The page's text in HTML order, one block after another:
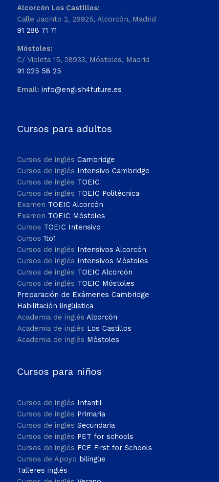
Alcorcón Los Castillos:
Calle Jacinto 2, 28925, Alcorcón, Madrid
91 288 71 71
Móstoles:
C/ Violeta 15, 28933, Móstoles, Madrid
91 025 58 25
Email: info@english4future.es
Cursos para adultos
Cursos de inglés Cambridge
Cursos de inglés Intensivo Cambridge
Cursos de inglés TOEIC
Cursos de inglés TOEIC Politécnica
Examen TOEIC Alcorcón
Examen TOEIC Móstoles
Cursos TOEIC Intensivo
Cursos 1to1
Cursos de inglés Intensivos Alcorcón
Cursos de inglés Intensivos Móstoles
Cursos de inglés TOEIC Alcorcón
Cursos de inglés TOEIC Móstoles
Preparación de Exámenes Cambridge
Habilitación lingüística
Academia de inglés Alcorcón
Academia de inglés Los Castillos
Academia de inglés Móstoles
Cursos para niños
Cursos de inglés Infantil
Cursos de inglés Primaria
Cursos de inglés Secundaria
Cursos de inglés PET for schools
Cursos de inglés FCE First for Schools
Cursos de Apoyo bilingüe
Talleres inglés